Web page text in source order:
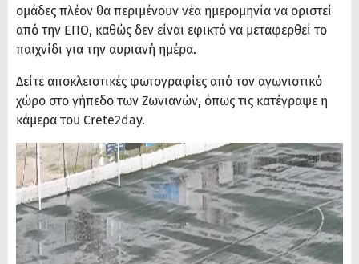
ομάδες πλέον θα περιμένουν νέα ημερομηνία να οριστεί
από την ΕΠΟ, καθώς δεν είναι εφικτό να μεταφερθεί το
παιχνίδι για την αυριανή ημέρα.
Δείτε αποκλειστικές φωτογραφίες από τον αγωνιστικό
χώρο στο γήπεδο των Ζωνιανών, όπως τις κατέγραψε η
κάμερα του Crete2day.